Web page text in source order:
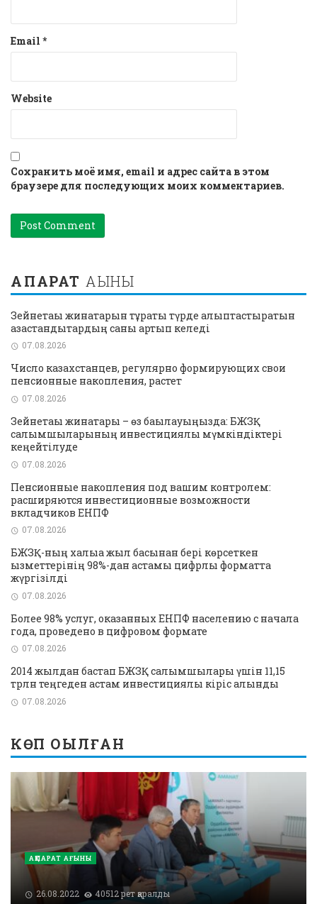
Email *
Website
Сохранить моё имя, email и адрес сайта в этом
браузере для последующих моих комментариев.
АҚПАРАТ АҒЫНЫ
Зейнетақы жинақтарын тұрақты түрде қалыптастыратын
қазақстандықтардың саны артып келеді
07.08.2026
Число казахстанцев, регулярно формирующих свои
пенсионные накопления, растет
07.08.2026
Зейнетақы жинақтары – өз бақылауыңызда: БЖЗҚ
салымшыларының инвестициялық мүмкіндіктері
кеңейтілуде
07.08.2026
Пенсионные накопления под вашим контролем:
расширяются инвестиционные возможности
вкладчиков ЕНПФ
07.08.2026
БЖЗҚ-ның халыққа жыл басынан бері көрсеткен
қызметтерінің 98%-дан астамы цифрлық форматта
жүргізілді
07.08.2026
Более 98% услуг, оказанных ЕНПФ населению с начала
года, проведено в цифровом формате
07.08.2026
2014 жылдан бастап БЖЗҚ салымшылары үшін 11,15
трлн теңгеден астам инвестициялық кіріс алынды
07.08.2026
КӨП ОҚЫЛҒАН
АҚПАРАТ АҒЫНЫ
26.08.2022 40512 рет қаралды